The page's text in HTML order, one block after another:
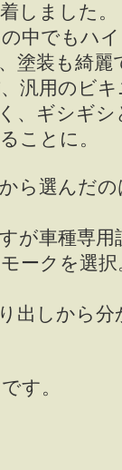
しました。
中でもハ
塗装も綺麗
汎用のビ
、ギシギ
ことに。
ら選んだ
が車種専
ークを選
出しから
す。